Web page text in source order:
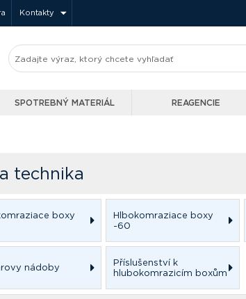
Kontakty
SPOTREBNÝ MATERIÁL REAGENCIE
technika
boxy
Hlbokomraziace boxy
-60
nádoby
Příslušenství k
hlubokomrazicím boxům